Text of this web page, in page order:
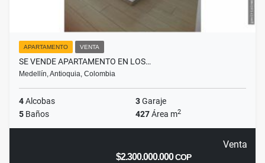
APARTAMENTO VENTA
SE VENDE APARTAMENTO EN LOS…
Medellín, Antioquia, Colombia
4Alcobas 3Garaje
5 Baños 427Área m2
Venta
$2.300.000.000COP